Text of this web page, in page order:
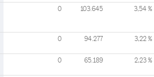
0 103.645 3,54 %
0 94.277 3,22 %
0 65.189 2,23 %